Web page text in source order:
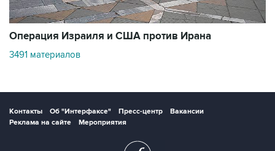
Copyright © 1991—2026 Interfax. Все права защищены. Сетевое издание
Федеральной службой по надзору в сфере связи, информационных технологий и
размещенная на данном веб-сайте, предназначена только для персонального
пользования и не подлежит дальнейшему воспроизведению и/или
сайтом, Вы соглашаетесь на сбор и последующуюобработку файлов cookie.
Адрес: Россия, 127006, Москва, 1-я Тверская-Ямская улица, дом 2, стр.1, тел.:
+7 (499) 250-98-40 , факс:+7 (499) 250-97-27
Продукты информационной группы